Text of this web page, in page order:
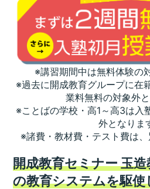
※講習期間中は無料体験の
※過去に開成教育グループに在
業料無料の対象外と
※ことばの学校・高1～高3は入
外となりま
※諸費・教材費・テスト費は、
開成教育セミナー 玉
の教育システムを駆